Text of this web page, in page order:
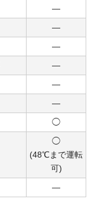
―
―
―
―
―
―
◯
◯
(48℃まで運転
可)
―